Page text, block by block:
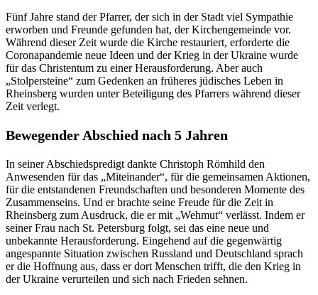
Fünf Jahre stand der Pfarrer, der sich in der Stadt viel Sympathie
erworben und Freunde gefunden hat, der Kirchengemeinde vor.
Während dieser Zeit wurde die Kirche restauriert, erforderte die
Coronapandemie neue Ideen und der Krieg in der Ukraine wurde
für das Christentum zu einer Herausforderung. Aber auch
„Stolpersteine“ zum Gedenken an früheres jüdisches Leben in
Rheinsberg wurden unter Beteiligung des Pfarrers während dieser
Zeit verlegt.
Bewegender Abschied nach 5 Jahren
In seiner Abschiedspredigt dankte Christoph Römhild den
Anwesenden für das „Miteinander“, für die gemeinsamen Aktionen,
für die entstandenen Freundschaften und besonderen Momente des
Zusammenseins. Und er brachte seine Freude für die Zeit in
Rheinsberg zum Ausdruck, die er mit „Wehmut“ verlässt. Indem er
seiner Frau nach St. Petersburg folgt, sei das eine neue und
unbekannte Herausforderung. Eingehend auf die gegenwärtig
angespannte Situation zwischen Russland und Deutschland sprach
er die Hoffnung aus, dass er dort Menschen trifft, die den Krieg in
der Ukraine verurteilen und sich nach Frieden sehnen.